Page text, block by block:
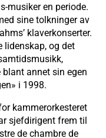
musiker en periode.
sine tolkninger av
klaverkonserter.
lidenskap, og det
annet sin egen
i 1998.
kammerorkesteret
sjefdirigent frem til
de chambre de